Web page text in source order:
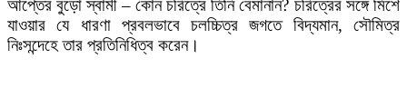
আপ্তের বুড়ো স্বামী – কোন চরিত্রে তিনি বেমানান? চরিত্রের সঙ্গে মিশে
যাওয়ার যে ধারণা প্রবলভাবে চলচ্চিত্র জগতে বিদ্যমান, সৌমিত্র
নিঃসন্দেহে তার প্রতিনিধিত্ব করেন।